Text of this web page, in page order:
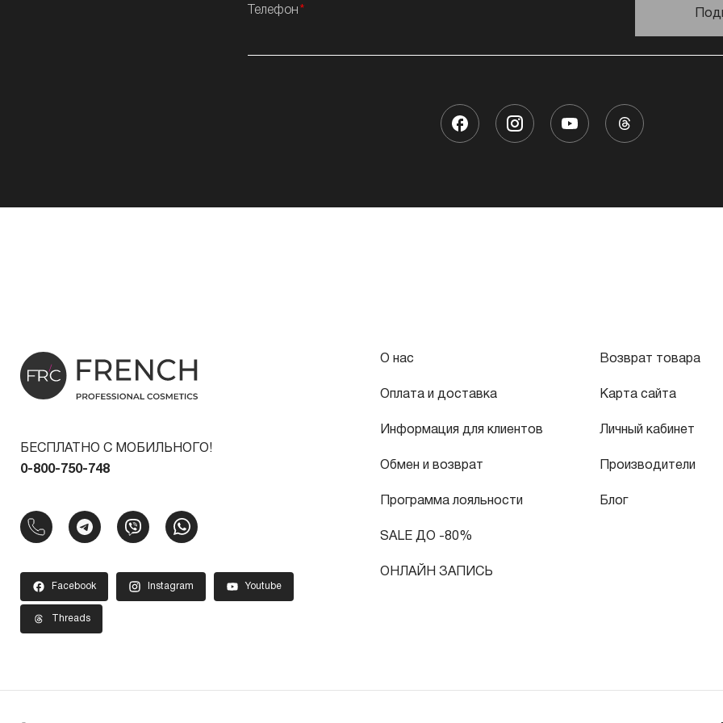
Телефон
БЕСПЛАТНО С МОБИЛЬНОГО!
0-800-750-748
Facebook Instagram Youtube
Threads
О нас
Оплата и доставка
Информация для клиентов
Обмен и возврат
Программа лояльности
SALE ДО -80%
ОНЛАЙН ЗАПИСЬ
Возврат товара
Карта сайта
Личный кабинет
Производители
Блог